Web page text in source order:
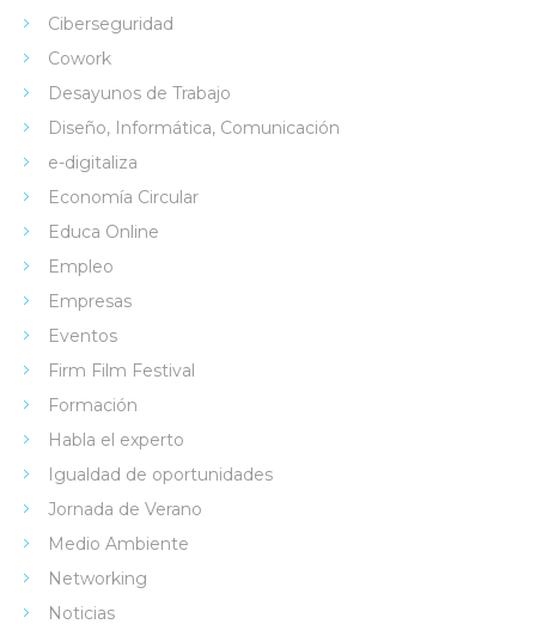
Ciberseguridad
Cowork
Desayunos de Trabajo
Diseño, Informática, Comunicación
e-digitaliza
Economía Circular
Educa Online
Empleo
Empresas
Eventos
Firm Film Festival
Formación
Habla el experto
Igualdad de oportunidades
Jornada de Verano
Medio Ambiente
Networking
Noticias